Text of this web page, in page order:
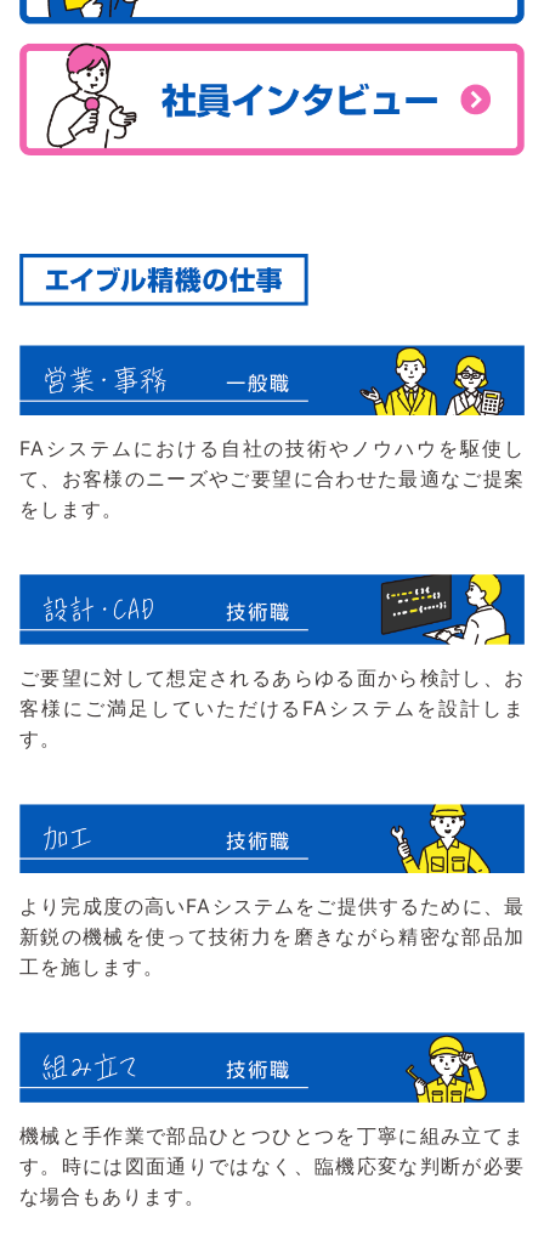
FAシステムにおける自社の技術やノウハウを駆使し
て、お客様のニーズやご要望に合わせた最適なご提案
をします。
ご要望に対して想定されるあらゆる面から検討し、お
客様にご満足していただけるFAシステムを設計しま
す。
より完成度の高いFAシステムをご提供するために、最
新鋭の機械を使って技術力を磨きながら精密な部品加
工を施します。
機械と手作業で部品ひとつひとつを丁寧に組み立てま
す。時には図面通りではなく、臨機応変な判断が必要
な場合もあります。